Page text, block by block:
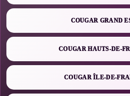
COUGAR GRAND
COUGAR HAUTS-DE-
COUGAR ÎLE-DE-